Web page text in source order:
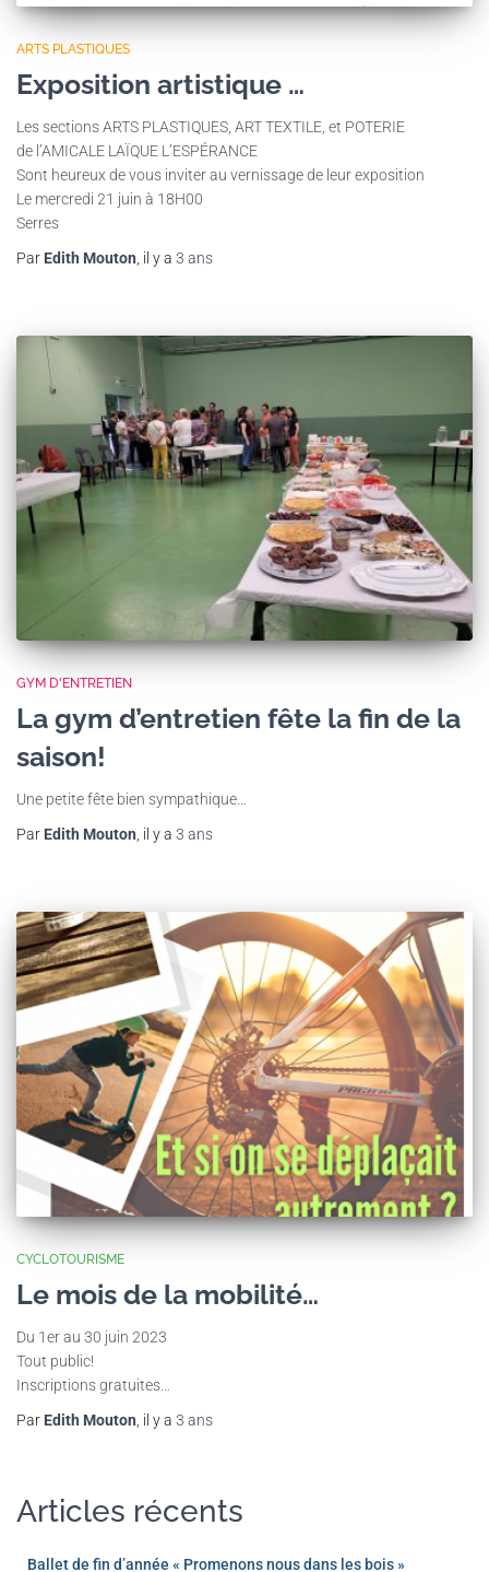
ARTS PLASTIQUES
Exposition artistique …
Les sections ARTS PLASTIQUES, ART TEXTILE, et POTERIE
de l’AMICALE LAÏQUE L’ESPÉRANCE
Sont heureux de vous inviter au vernissage de leur exposition
Le mercredi 21 juin à 18H00
Serres
Par Edith Mouton, il y a 3 ans
GYM D'ENTRETIEN
La gym d’entretien fête la fin de la
saison!
Une petite fête bien sympathique…
Par Edith Mouton , il y a 3 ans
CYCLOTOURISME
Le mois de la mobilité…
Du 1er au 30 juin 2023
Tout public!
Inscriptions gratuites…
Par Edith Mouton , il y a 3 ans
Articles récents
Ballet de fin d’année « Promenons nous dans les bois »